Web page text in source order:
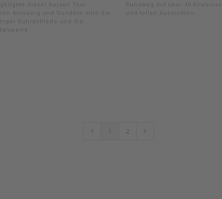
dieser kurzen Tour
Arnsberg und Sundern sind die
Ruhrschleife und die
Rundweg mit über 40
und tollen Aussichten
1 2